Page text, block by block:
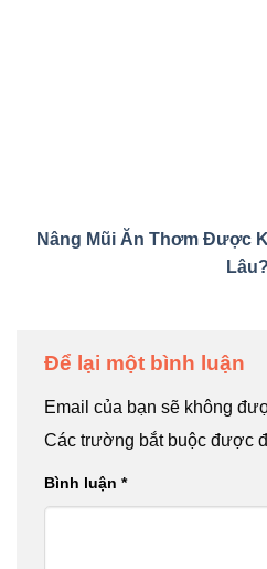
Nâng Mũi Ăn Thơm Được
Lâu?
Để lại một bình luận
Email của bạn sẽ không
Các trường bắt buộc được
Bình luận *